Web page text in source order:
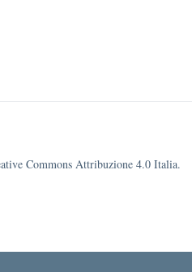
Commons Attribuzione 4.0 Italia.